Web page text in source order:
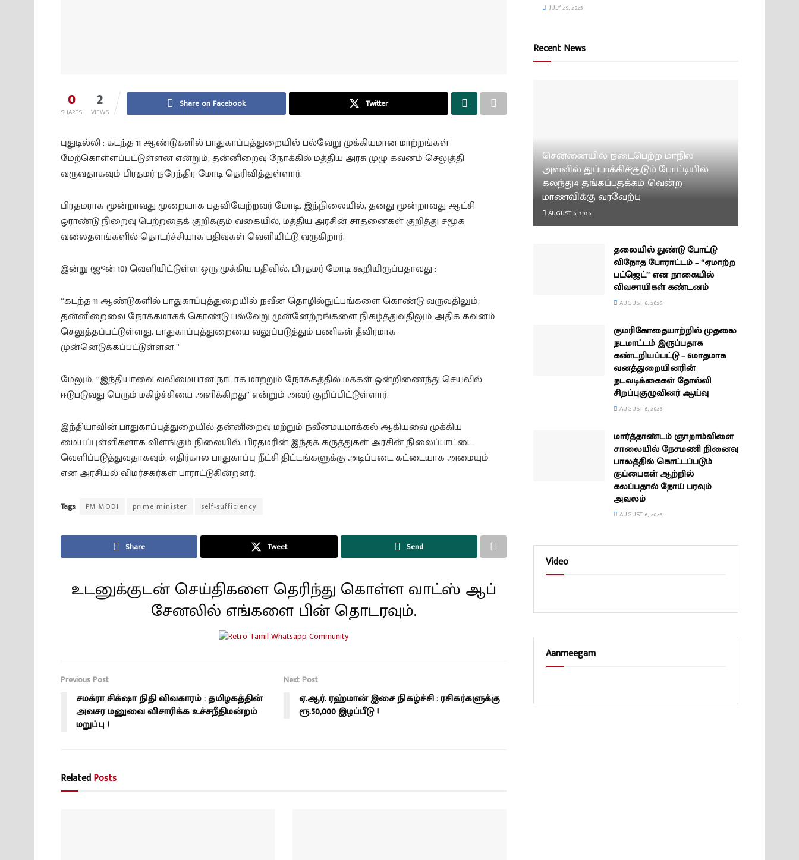
0
SHARES 2
VIEWS
Share on Facebook Twitter
புதுடில்லி : கடந்த 11 ஆண்டுகளில் பாதுகாப்புத்துறையில் பல்வேறு முக்கியமான மாற்றங்கள்
மேற்கொள்ளப்பட்டுள்ளன என்றும், தன்னிறைவு நோக்கில் மத்திய அரசு முழு கவனம் செலுத்தி
வருவதாகவும் பிரதமர் நரேந்திர மோடி தெரிவித்துள்ளார்.
பிரதமராக மூன்றாவது முறையாக பதவியேற்றவர் மோடி. இந்நிலையில், தனது மூன்றாவது ஆட்சி
ஓராண்டு நிறைவு பெற்றதைக் குறிக்கும் வகையில், மத்திய அரசின் சாதனைகள் குறித்து சமூக
வலைதளங்களில் தொடர்ச்சியாக பதிவுகள் வெளியிட்டு வருகிறார்.
இன்று (ஜூன் 10) வெளியிட்டுள்ள ஒரு முக்கிய பதிவில், பிரதமர் மோடி கூறியிருப்பதாவது :
“கடந்த 11 ஆண்டுகளில் பாதுகாப்புத்துறையில் நவீன தொழில்நுட்பங்களை கொண்டு வருவதிலும்,
தன்னிறைவை நோக்கமாகக் கொண்டு பல்வேறு முன்னேற்றங்களை நிகழ்த்துவதிலும் அதிக கவனம்
செலுத்தப்பட்டுள்ளது. பாதுகாப்புத்துறையை வலுப்படுத்தும் பணிகள் தீவிரமாக
முன்னெடுக்கப்பட்டுள்ளன.”
மேலும், “இந்தியாவை வலிமையான நாடாக மாற்றும் நோக்கத்தில் மக்கள் ஒன்றிணைந்து செயலில்
ஈடுபடுவது பெரும் மகிழ்ச்சியை அளிக்கிறது” என்றும் அவர் குறிப்பிட்டுள்ளார்.
இந்தியாவின் பாதுகாப்புத்துறையில் தன்னிறைவு மற்றும் நவீனமயமாக்கல் ஆகியவை முக்கிய
மையப்புள்ளிகளாக விளங்கும் நிலையில், பிரதமரின் இந்தக் கருத்துகள் அரசின் நிலைப்பாட்டை
வெளிப்படுத்துவதாகவும், எதிர்கால பாதுகாப்பு நீட்சி திட்டங்களுக்கு அடிப்படை கட்டையாக அமையும்
என அரசியல் விமர்சகர்கள் பாராட்டுகின்றனர்.
Tags: PM MODI prime minister self-sufficiency
Share Tweet Send
உடனுக்குடன் செய்திகளை தெரிந்து கொள்ள வாட்ஸ் ஆப்
சேனலில் எங்களை பின் தொடரவும்.
Previous Post
சமக்ரா சிக்‌ஷா நிதி விவகாரம் : தமிழகத்தின்
அவசர மனுவை விசாரிக்க உச்சநீதிமன்றம்
மறுப்பு !
Next Post
ஏ.ஆர். ரஹ்மான் இசை நிகழ்ச்சி : ரசிகர்களுக்கு
ரூ.50,000 இழப்பீடு !
RelatedPosts
JULY 29, 2025
Recent News
சென்னையில் நடைபெற்ற மாநில
அளவில் துப்பாக்கிச்சூடும் போட்டியில்
கலந்து4 தங்கப்பதக்கம் வென்ற
மாணவிக்கு வரவேற்பு
AUGUST 6, 2026
தலையில் துண்டு போட்டு
விநோத போராட்டம் – “ஏமாற்ற
பட்ஜெட்” என நாகையில்
விவசாயிகள் கண்டனம்
AUGUST 6, 2026
குமரிகோதையாற்றில் முதலை
நடமாட்டம் இருப்பதாக
கண்டறியப்பட்டு – 6மாதமாக
வனத்துறையினரின்
நடவடிக்கைகள் தோல்வி
சிறப்புகுழுவினர் ஆய்வு
AUGUST 6, 2026
மார்த்தாண்டம் ஞாறாம்விளை
சாலையில் நேசமணி நினைவு
பாலத்தில் கொட்டப்படும்
குப்பைகள் ஆற்றில்
கலப்பதால் நோய் பரவும்
அவலம்
AUGUST 6, 2026
Video
Aanmeegam